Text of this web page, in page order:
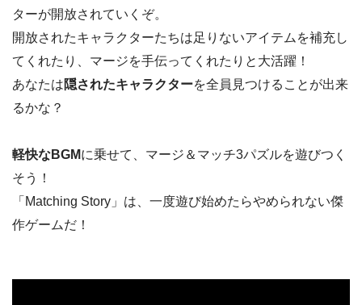
ターが開放されていくぞ。
開放されたキャラクターたちは足りないアイテムを補充し
てくれたり、マージを手伝ってくれたりと大活躍！
あなたは隠されたキャラクターを全員見つけることが出来
るかな？
軽快なBGMに乗せて、マージ＆マッチ3パズルを遊びつく
そう！
「Matching Story」は、一度遊び始めたらやめられない傑
作ゲームだ！